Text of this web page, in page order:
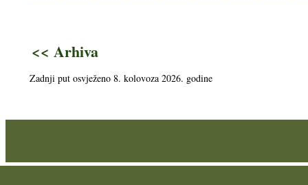
<< Arhiva
Zadnji put osvježeno 8. kolovoza 2026. godine